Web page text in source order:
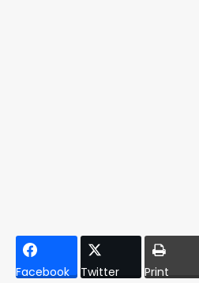
Facebook Twitter Print